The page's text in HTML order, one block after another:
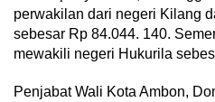
perwakilan dari negeri Kilang
sebesar Rp 84.044. 140.
mewakili negeri Hukurila
Penjabat Wali Kota Ambon,